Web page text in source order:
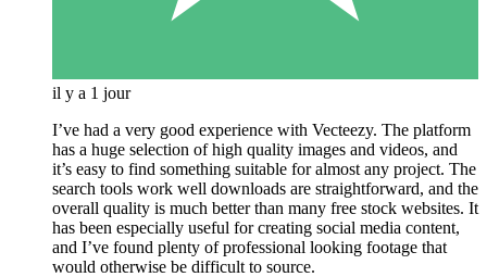
il y a 1 jour
I’ve had a very good experience with Vecteezy. The platform
has a huge selection of high quality images and videos, and
it’s easy to find something suitable for almost any project. The
search tools work well downloads are straightforward, and the
overall quality is much better than many free stock websites. It
has been especially useful for creating social media content,
and I’ve found plenty of professional looking footage that
would otherwise be difficult to source.